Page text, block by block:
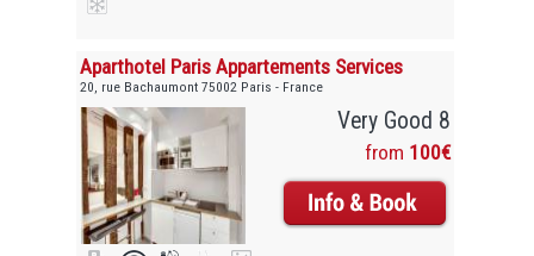
Aparthotel Paris Appartements Services
20, rue Bachaumont 75002 Paris - France
Very Good 8
from 100€